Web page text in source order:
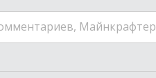
Майнкрафтер